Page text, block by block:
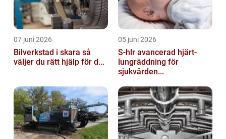
07 juni 2026
Bilverkstad i skara så
väljer du rätt hjälp för d...
05 juni 2026
S-hlr avancerad hjärt-
lungräddning för
sjukvården...